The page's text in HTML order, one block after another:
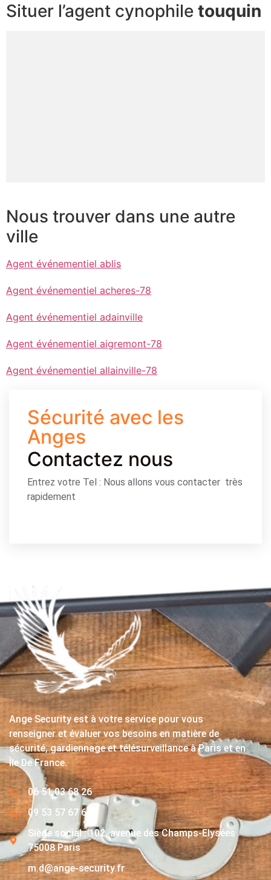
Situer l’agent cynophile touquin
Nous trouver dans une autre
ville
Agent événementiel ablis
Agent événementiel acheres-78
Agent événementiel adainville
Agent événementiel aigremont-78
Agent événementiel allainville-78
Sécurité avec les
Anges
Contactez nous
Entrez votre Tel : Nous allons vous contacter très
rapidement
Ange Security est à votre service pour vous
renseigner et évaluer vos besoins en matière de
sécurité, gardiennage et télésurveillance à Paris et en
Île De France.
06 51 03 68 26
09 53 57 67 63
Siège social : 102, avenue des Champs-Elysées
75008 Paris
m.d@ange-security.fr